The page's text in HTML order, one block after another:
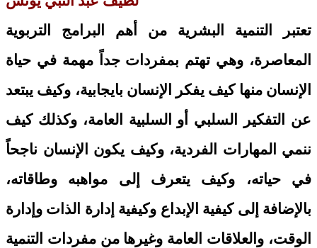
تعتبر التنمية البشرية من أهم البرامج التربوية
المعاصرة، وهي تهتم بمفردات جداً مهمة في حياة
الإنسان منها كيف يفكر الإنسان بايجابية، وكيف يبتعد
عن التفكير السلبي أو السلبية العامة، وكذلك كيف
ننمي المهارات الفردية، وكيف يكون الإنسان ناجحاً
في حياته، وكيف يتعرف إلى مواهبه وطاقاته،
بالإضافة إلى كيفية الإبداع وكيفية إدارة الذات وإدارة
الوقت، والعلاقات العامة وغيرها من مفردات التنمية